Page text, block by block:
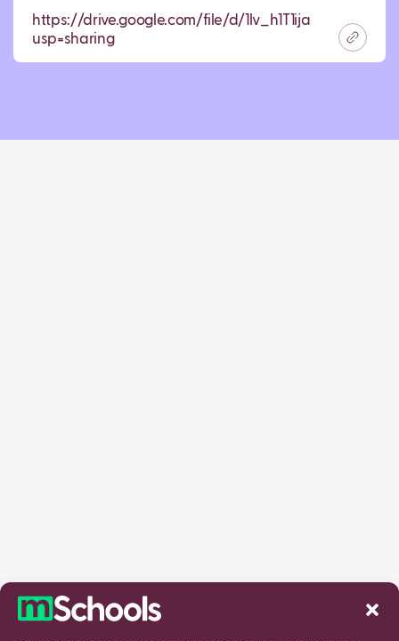
https://drive.google.com/file/d/
usp=sharing